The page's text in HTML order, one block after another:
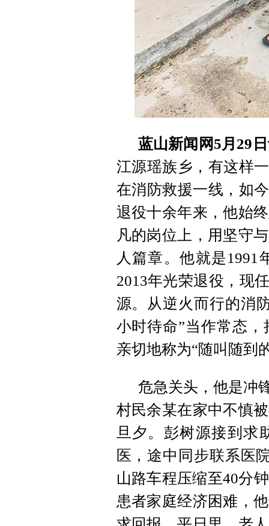
蓝山新闻网5月29
江源瑶族乡，有这样
在消防救援一线，如
退役十余年来，他始
凡的岗位上，用坚守
人篇章。他就是1991
2013年光荣退役，现
源。从逆火而行的消
小时待命”当作常态
亲切地称为“随叫随到
危急关头，他是冲
村民余某在家中不慎
旦夕。彭树源接到求
医，途中同步联系医
山路车程压缩至40分
患者家庭经济困难，